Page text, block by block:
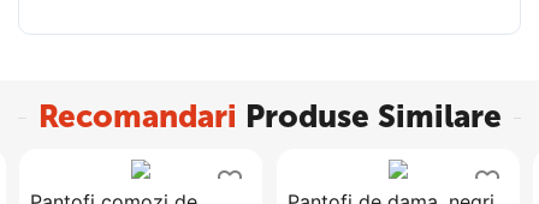
Recomandari Produse Similare